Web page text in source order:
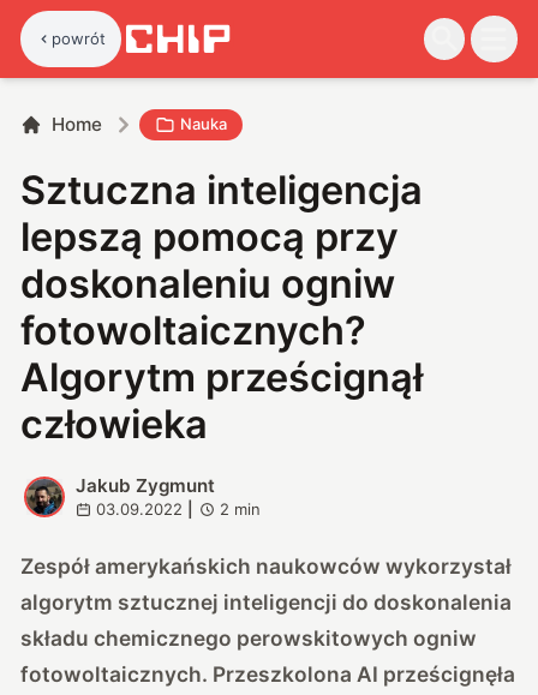
powrót
Home Nauka
Sztuczna inteligencja
lepszą pomocą przy
doskonaleniu ogniw
fotowoltaicznych?
Algorytm prześcignął
człowieka
J
Jakub Zygmunt
03.09.2022 2 min
Zespół amerykańskich naukowców wykorzystał
algorytm sztucznej inteligencji do doskonalenia
składu chemicznego perowskitowych ogniw
fotowoltaicznych. Przeszkolona AI prześcignęła